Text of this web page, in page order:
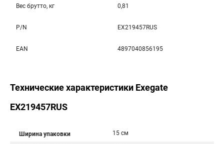
Вес брутто, кг 0,81
P/N EX219457RUS
EAN 4897040856195
Технические характеристики Exegate
EX219457RUS
Ширина упаковки 15 см